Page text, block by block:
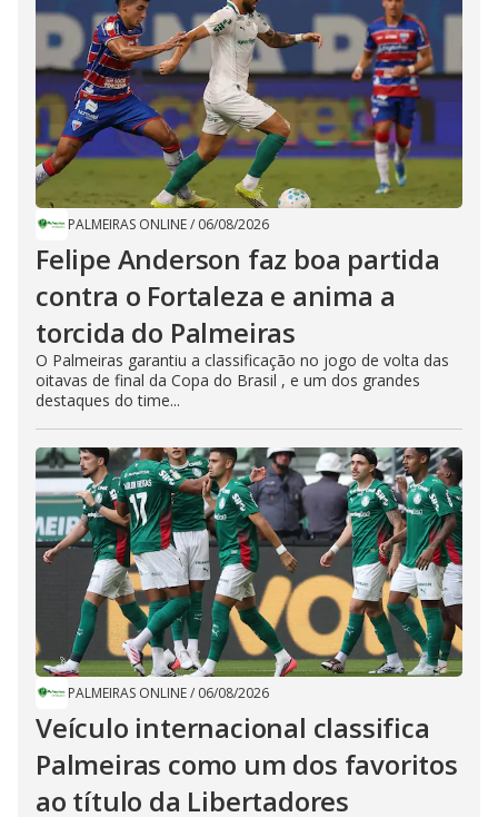
PALMEIRAS ONLINE/ 06/08/2026
Felipe Anderson faz boa partida
contra o Fortaleza e anima a
torcida do Palmeiras
O Palmeiras garantiu a classificação no jogo de volta das
oitavas de final da Copa do Brasil , e um dos grandes
destaques do time...
PALMEIRAS ONLINE/ 06/08/2026
Veículo internacional classifica
Palmeiras como um dos favoritos
ao título da Libertadores